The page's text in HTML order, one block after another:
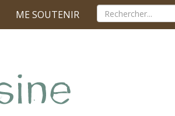
ME SOUTENIR